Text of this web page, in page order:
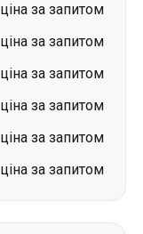
ціна за запитом
ціна за запитом
ціна за запитом
ціна за запитом
ціна за запитом
ціна за запитом